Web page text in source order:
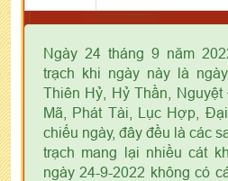
Ngày 24 tháng 9 năm
trạch khi ngày này là
Thiên Hỷ, Hỷ Thần,
Mã, Phát Tài, Lục Hợp,
chiếu ngày, đây đều là các
trạch mang lại nhiều cát
ngày 24-9-2022 không có